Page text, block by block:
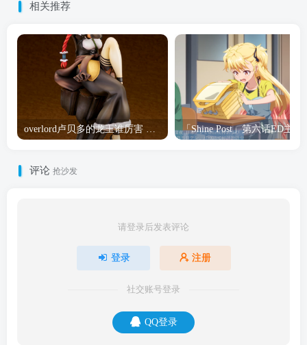
相关推荐
overlord卢贝多的龙王谁厉害 「Overlord」露普斯蕾琪娜·贝塔手办开订
评论 抢沙发
请登录后发表评论
登录 注册
社交账号登录
QQ登录